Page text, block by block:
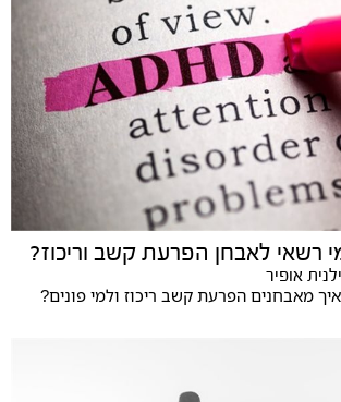
רשאי לאבחן הפרעת קשב וריכוז?
אופיר
מאבחנים הפרעת קשב ריכוז ולמי פונים?